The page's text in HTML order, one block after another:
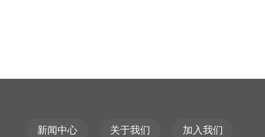
新闻中心 关于我们 加入我们